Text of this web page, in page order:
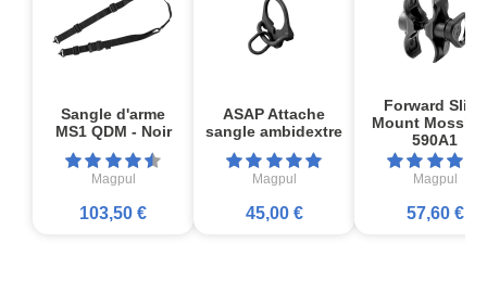
Sangle d'arme
MS1 QDM - Noir
Magpul
103,50 €
ASAP Attache
sangle ambidextre
Magpul
45,00 €
Forward Sling
Mount
590A1
Magpul
57,60 €